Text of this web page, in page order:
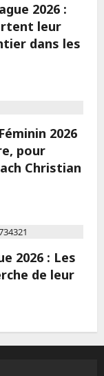
2026 :
leur
dans les
2026
pour
Christian
2026 : Les
de leur